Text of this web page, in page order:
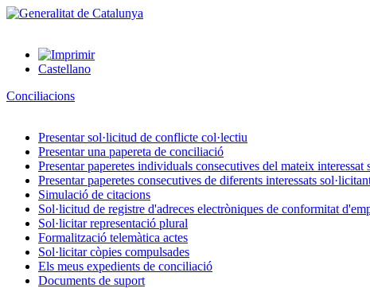
Castellano
Conciliacions
Presentar sol·licitud de conflicte col·lectiu
Presentar una papereta de conciliació
Presentar paperetes individuals consecutives del mateix interessat
Presentar paperetes consecutives de diferents interessats
Simulació de citacions
Sol·licitud de registre d'adreces electròniques de conformitat
Sol·licitar representació plural
Formalització telemàtica actes
Sol·licitar còpies compulsades
Els meus expedients de conciliació
Documents de suport